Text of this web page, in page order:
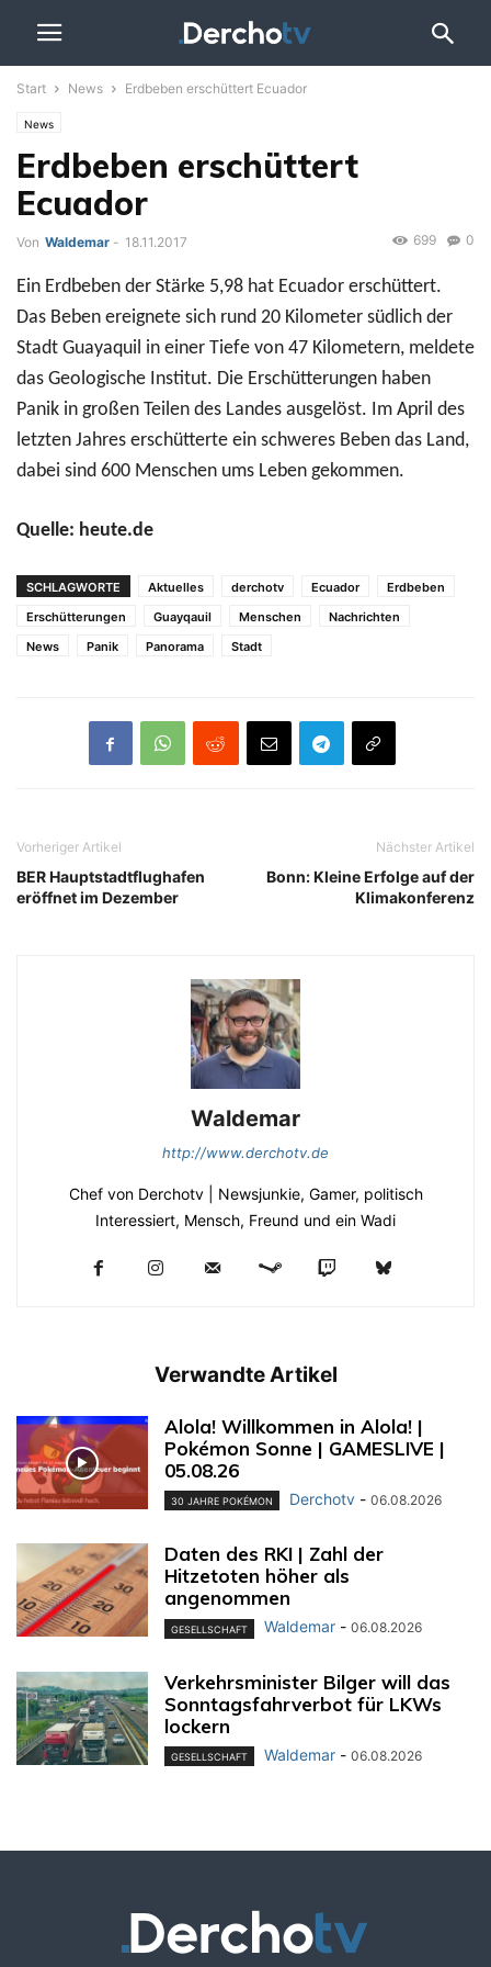
Start News Erdbeben erschüttert Ecuador
News
Erdbeben erschüttert
Ecuador
Von Waldemar - 18.11.2017 0
699
Ein Erdbeben der Stärke 5,98 hat Ecuador erschüttert.
Das Beben ereignete sich rund 20 Kilometer südlich der
Stadt Guayaquil in einer Tiefe von 47 Kilometern, meldete
das Geologische Institut. Die Erschütterungen haben
Panik in großen Teilen des Landes ausgelöst. Im April des
letzten Jahres erschütterte ein schweres Beben das Land,
dabei sind 600 Menschen ums Leben gekommen.
Quelle: heute.de
SCHLAGWORTE Aktuelles derchotv Ecuador
Erdbeben
Erschütterungen
Guayqauil Menschen
Nachrichten
News
Panik Panorama Stadt
Vorheriger Artikel
BER Hauptstadtflughafen
eröffnet im Dezember
Nächster Artikel
Bonn: Kleine Erfolge auf der
Klimakonferenz
Waldemar
http://www.derchotv.de
Chef von Derchotv | Newsjunkie, Gamer, politisch
Interessiert, Mensch, Freund und ein Wadi
Verwandte Artikel
Alola! Willkommen in Alola! |
Pokémon Sonne | GAMESLIVE |
05.08.26
30 JAHRE POKÉMON Derchotv - 06.08.2026
Daten des RKI | Zahl der
Hitzetoten höher als
angenommen
GESELLSCHAFT Waldemar - 06.08.2026
Verkehrsminister Bilger will das
Sonntagsfahrverbot für LKWs
lockern
GESELLSCHAFT Waldemar - 06.08.2026